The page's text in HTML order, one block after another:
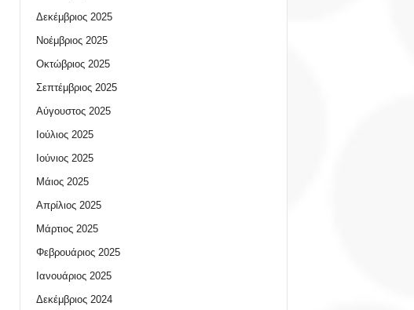
Δεκέμβριος 2025
Νοέμβριος 2025
Οκτώβριος 2025
Σεπτέμβριος 2025
Αύγουστος 2025
Ιούλιος 2025
Ιούνιος 2025
Μάιος 2025
Απρίλιος 2025
Μάρτιος 2025
Φεβρουάριος 2025
Ιανουάριος 2025
Δεκέμβριος 2024